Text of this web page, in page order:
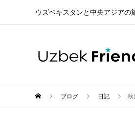
ウズベキスタンと中央アジアの
ブログ 日記 秋